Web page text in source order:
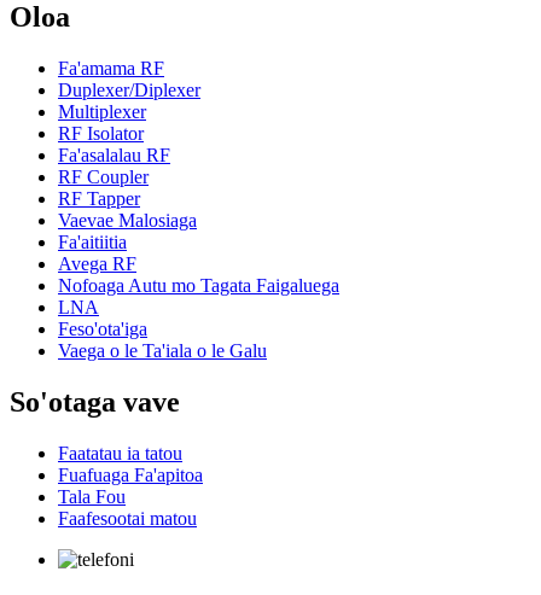
Oloa
Fa'amama RF
Duplexer/Diplexer
Multiplexer
RF Isolator
Fa'asalalau RF
RF Coupler
RF Tapper
Vaevae Malosiaga
Fa'aitiitia
Avega RF
Nofoaga Autu mo Tagata Faigaluega
LNA
Feso'ota'iga
Vaega o le Ta'iala o le Galu
So'otaga vave
Faatatau ia tatou
Fuafuaga Fa'apitoa
Tala Fou
Faafesootai matou